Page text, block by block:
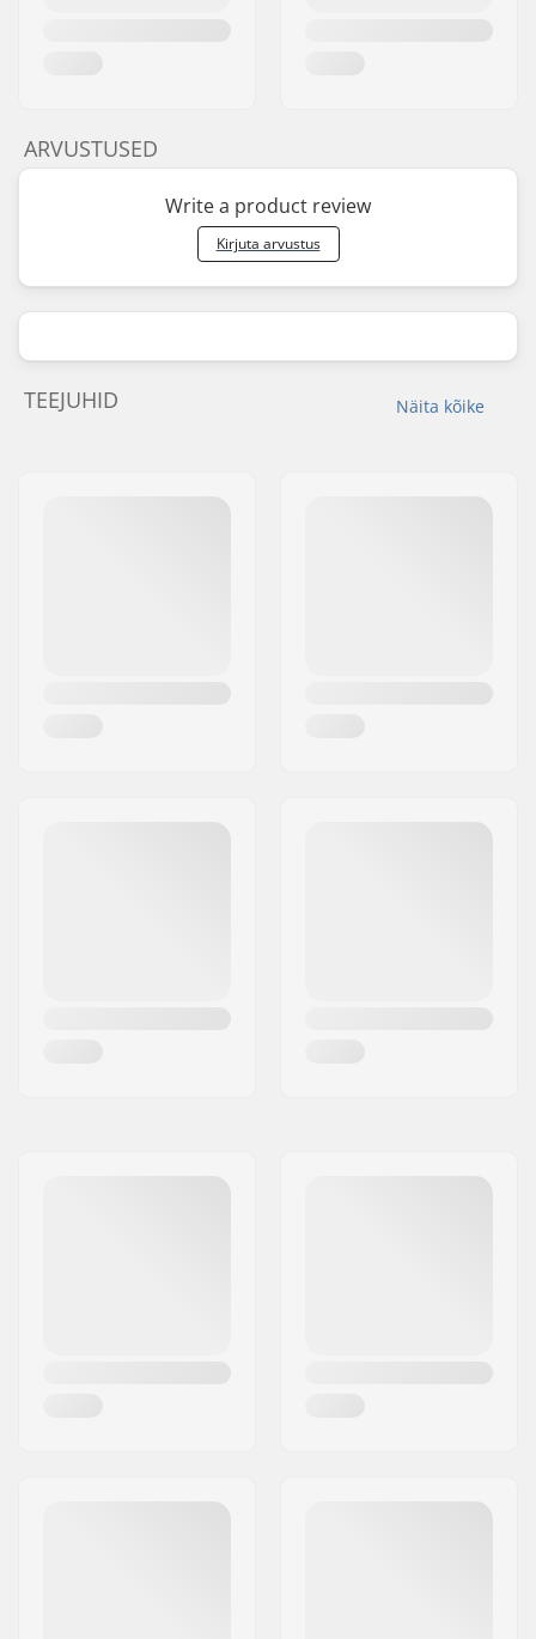
ARVUSTUSED
Write a product review
Kirjuta arvustus
Näita kõike
TEEJUHID